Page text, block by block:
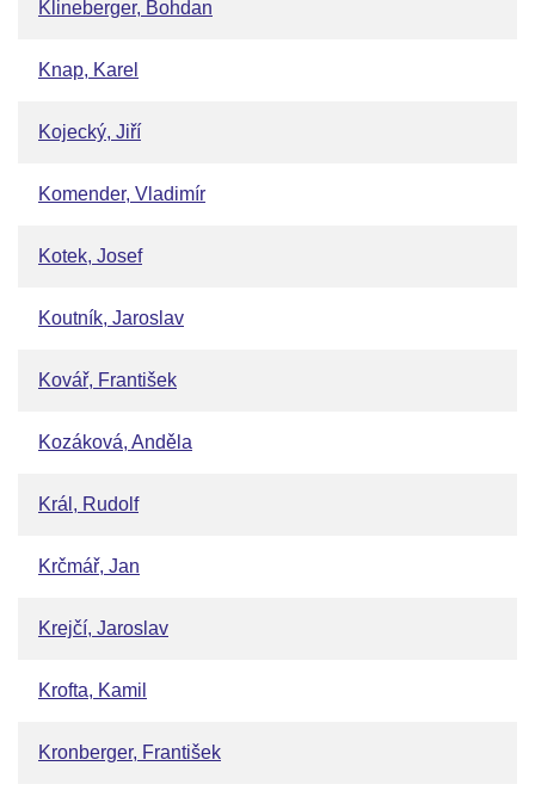
Klineberger, Bohdan
Knap, Karel
Kojecký, Jiří
Komender, Vladimír
Kotek, Josef
Koutník, Jaroslav
Kovář, František
Kozáková, Anděla
Král, Rudolf
Krčmář, Jan
Krejčí, Jaroslav
Krofta, Kamil
Kronberger, František